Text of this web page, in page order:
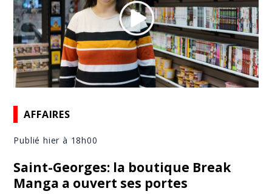
AFFAIRES
Publié hier à 18h00
Saint-Georges: la boutique Break
Manga a ouvert ses portes